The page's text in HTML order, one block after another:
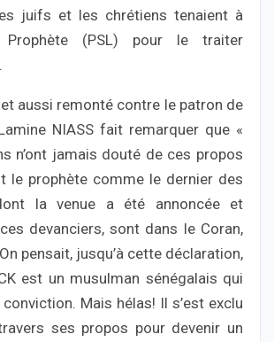
juifs et les chrétiens tenaient à
Prophète (PSL) pour le traiter
aussi remonté contre le patron de
NIASS fait remarquer que «
n’ont jamais douté de ces propos
le prophète comme le dernier des
la venue a été annoncée et
devanciers, sont dans le Coran,
pensait, jusqu’à cette déclaration,
est un musulman sénégalais qui
Mais hélas! Il s’est exclu
ses propos pour devenir un